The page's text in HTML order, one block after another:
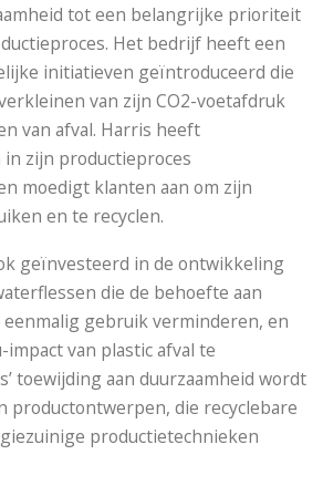
tot een belangrijke prioriteit
Het bedrijf heeft een
initiatieven geïntroduceerd die
van zijn CO2-voetafdruk
van afval. Harris heeft
zijn productieproces
moedigt klanten aan om zijn
en te recyclen.
geïnvesteerd in de ontwikkeling
die de behoefte aan
gebruik verminderen, en
van plastic afval te
toewijding aan duurzaamheid wordt
productontwerpen, die recyclebare
productietechnieken